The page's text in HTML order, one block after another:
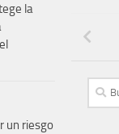
Buscar:
la
un riesgo